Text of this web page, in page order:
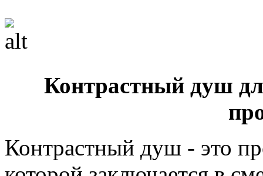
Контрастный душ
Контрастный душ - это